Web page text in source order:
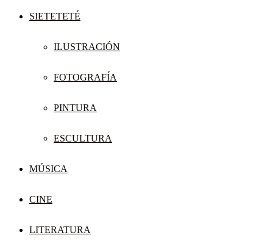
SIETETETÉ
ILUSTRACIÓN
FOTOGRAFÍA
PINTURA
ESCULTURA
MÚSICA
CINE
LITERATURA